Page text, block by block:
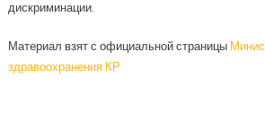
дискриминации.
Материал взят с официальной страницы
здравоохранения КР